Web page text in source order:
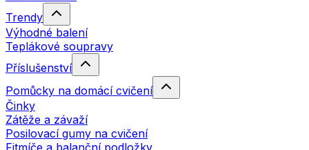
Trendy
Výhodné balení
Teplákové soupravy
Příslušenství
Pomůcky na domácí cvičení
Činky
Zátěže a závaží
Posilovací gumy na cvičení